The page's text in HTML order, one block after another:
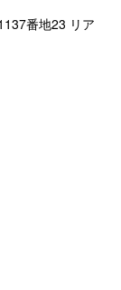
番地23 リア